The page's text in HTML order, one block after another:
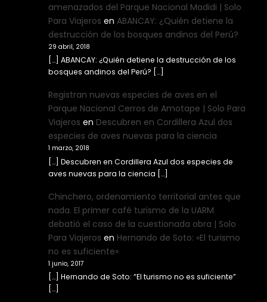
amenazados del Parque Nacional Madidi | Solo
Para Viajeros en ABANCAY: ¿Quién detiene la
destrucción de los bosques andinos del Perú?
29 abril, 2018
[…] ABANCAY: ¿Quién detiene la destrucción de los
bosques andinos del Perú? […]
Registran nuevas especies de aves en el
Parque Nacional Cerros de Amotape | Solo Para
Viajeros en Descubren en Cordillera Azul dos
especies de aves nuevas para la ciencia
1 marzo, 2018
[…] Descubren en Cordillera Azul dos especies de
aves nuevas para la ciencia […]
Chinchero, ordenamiento territorial antes que
nada. El primer café turismo de la UARM
debatió el caso de la cuestionada obra | Solo
Para Viajeros en Hernando de Soto: «El turismo
no es suficiente»
1 junio, 2017
[…] Hernando de Soto: “El turismo no es suficiente”
[…]